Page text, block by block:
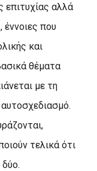
επιτυχίας αλλά
έννοιες που
και
θέματα
με τη
τελικά ότι